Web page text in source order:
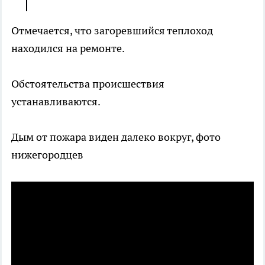
Отмечается, что загоревшийся теплоход
находился на ремонте.
Обстоятельства происшествия
устанавливаются.
Дым от пожара виден далеко вокруг, фото
нижегородцев